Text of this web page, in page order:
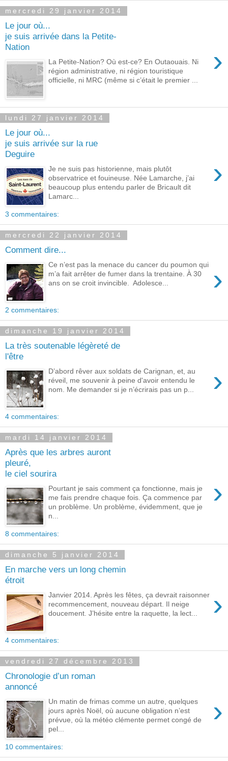
mercredi 29 janvier 2014
Le jour où...
je suis arrivée dans la Petite-
Nation
›
La Petite-Nation? Où est-ce? En Outaouais. Ni
région administrative, ni région touristique
officielle, ni MRC (même si c’était le premier ...
lundi 27 janvier 2014
Le jour où...
je suis arrivée sur la rue
Deguire
›
Je ne suis pas historienne, mais plutôt
observatrice et fouineuse. Née Lamarche, j’ai
beaucoup plus entendu parler de Bricault dit
Lamarc...
3 commentaires:
mercredi 22 janvier 2014
Comment dire...
›
Ce n’est pas la menace du cancer du poumon qui
m’a fait arrêter de fumer dans la trentaine. À 30
ans on se croit invincible. Adolesce...
2 commentaires:
dimanche 19 janvier 2014
La très soutenable légèreté de
l'être
›
D’abord rêver aux soldats de Carignan, et, au
réveil, me souvenir à peine d'avoir entendu le
nom. Me demander si je n’écrirais pas un p...
4 commentaires:
mardi 14 janvier 2014
Après que les arbres auront
pleuré,
le ciel sourira
›
Pourtant je sais comment ça fonctionne, mais je
me fais prendre chaque fois. Ça commence par
un problème. Un problème, évidemment, que je
n...
8 commentaires:
dimanche 5 janvier 2014
En marche vers un long chemin
étroit
›
Janvier 2014. Après les fêtes, ça devrait raisonner
recommencement, nouveau départ. Il neige
doucement. J’hésite entre la raquette, la lect...
4 commentaires:
vendredi 27 décembre 2013
Chronologie d’un roman
annoncé
›
Un matin de frimas comme un autre, quelques
jours après Noël, où aucune obligation n’est
prévue, où la météo clémente permet congé de
pel...
10 commentaires: